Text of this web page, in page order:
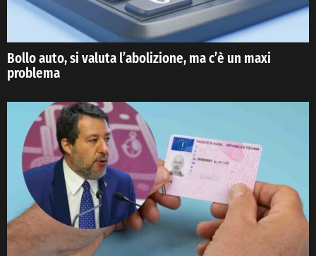
Bollo auto, si valuta l’abolizione, ma c’è un maxi
problema